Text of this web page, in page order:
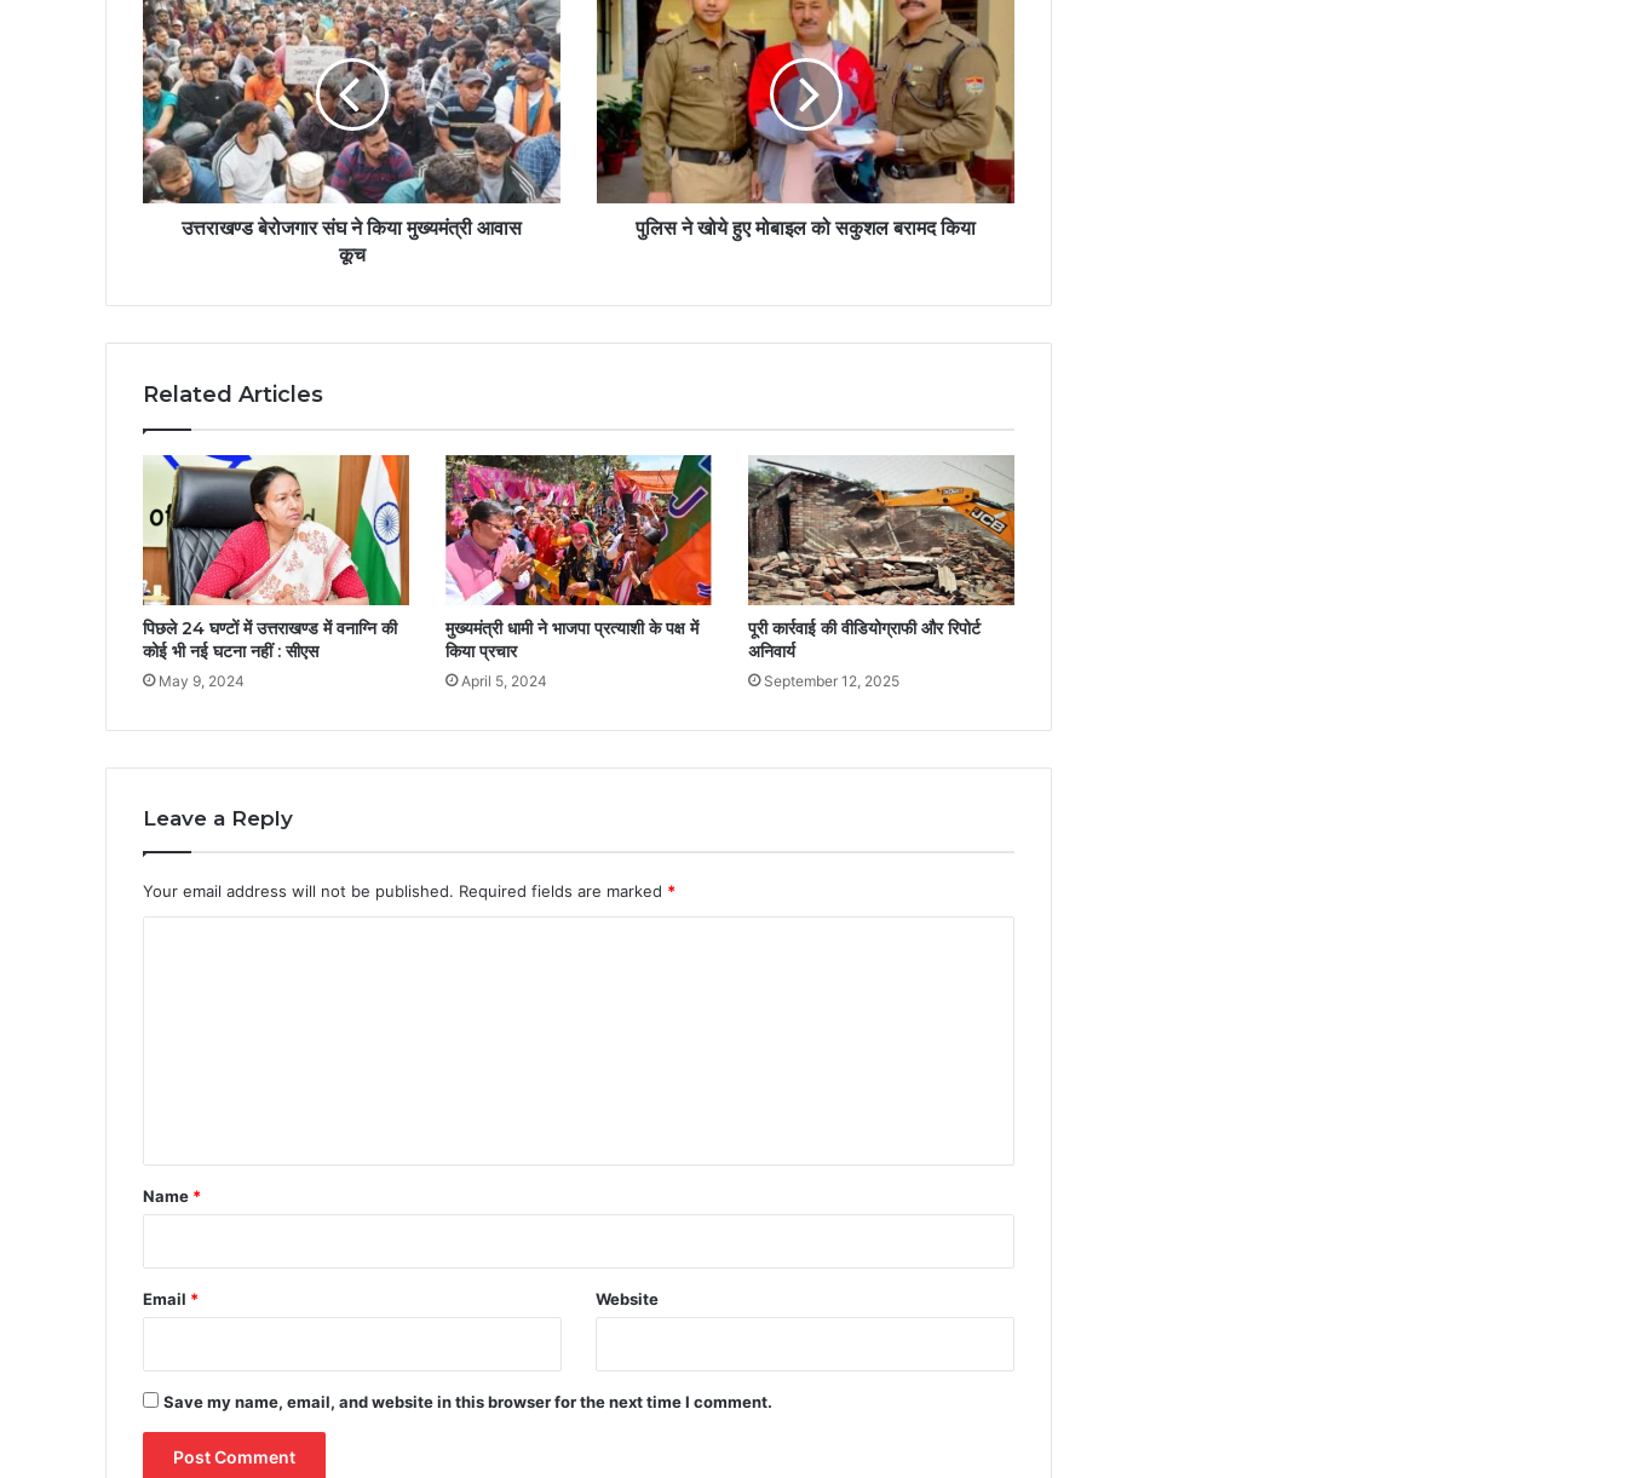
उत्तराखण्ड बेरोजगार संघ ने किया मुख्यमंत्री आवास
कूच
पुलिस ने खोये हुए मोबाइल को सकुशल बरामद किया
Related Articles
पिछले 24 घण्टों में उत्तराखण्ड में वनाग्नि की
कोई भी नई घटना नहीं : सीएस
May 9, 2024
मुख्यमंत्री धामी ने भाजपा प्रत्याशी के पक्ष में
किया प्रचार
April 5, 2024
पूरी कार्रवाई की वीडियोग्राफी और रिपोर्ट
अनिवार्य
September 12, 2025
Leave a Reply
Your email address will not be published. Required fields are marked *
*
Name *
Email * Website
Save my name, email, and website in this browser for the next time I comment.